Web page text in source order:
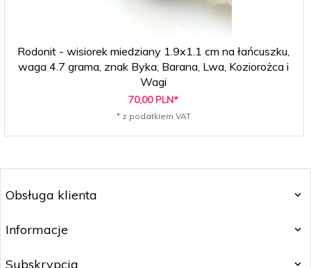
Rodonit - wisiorek miedziany 1.9x1.1 cm na łańcuszku,
waga 4.7 grama, znak Byka, Barana, Lwa, Koziorożca i
Wagi
70,00 PLN*
* z podatkiem VAT
Obsługa klienta
Informacje
Subskrypcja